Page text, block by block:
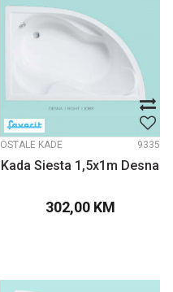
OSTALE KADE 9335
Kada Siesta 1,5x1m Desna
302,00 KM